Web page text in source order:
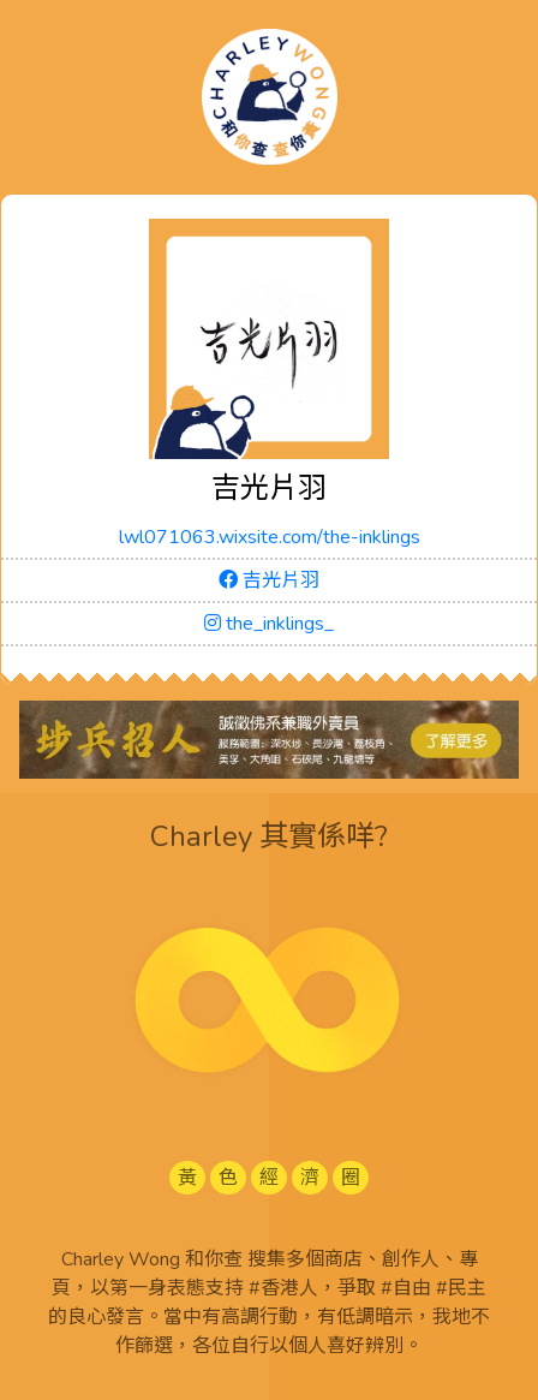
吉光片羽
lwl071063.wixsite.com/the-inklings
吉光片羽
the_inklings_
Charley 其實係咩?
黃 色 經 濟 圈
Charley Wong 和你查 搜集多個商店、創作人、專
頁，以第一身表態支持 #香港人，爭取 #自由 #民主
的良心發言。當中有高調行動，有低調暗示，我地不
作篩選，各位自行以個人喜好辨別。